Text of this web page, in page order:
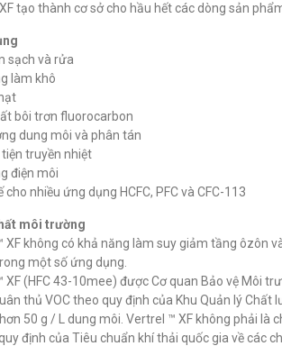
tạo thành cơ sở cho hầu hết các dòng sản
sạch và rửa
làm khô
bôi trơn fluorocarbon
dung môi và phân tán
truyền nhiệt
điện môi
cho nhiều ứng dụng HCFC, PFC và CFC-113
môi trường
XF không có khả năng làm suy giảm tầng ôzôn
một số ứng dụng.
XF (HFC 43-10mee) được Cơ quan Bảo vệ Môi
thủ VOC theo quy định của Khu Quản lý
50 g / L dung môi. Vertrel ™ XF không phải là
định của Tiêu chuẩn khí thải quốc gia về các